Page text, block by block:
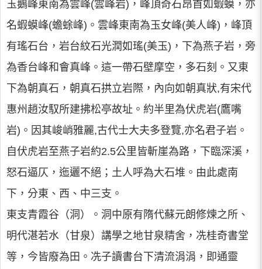
玉鵝峰東南為雲峰(雲峰岩)，峰頂奇石昂首如蝦蟆，亦
名蝦蟆峰(蟾蜍峰)。雲峰東南為玉女峰(美人峰)，峰頂
有瑤石台，岩台紋石光潤如瑤(美玉)，下為燕子岩，旁
為香台峰和會真峰。這一帶石壁摩空，多石刻。又東
下為朝真石，朝真石拱立岩際，內向如朝真狀,有宋代
惠州趙汝馭所建拂松亭故址。約半里為伏虎岩(鷹嘴
岩)。因其峻峭雅麗,古代士大夫多登覽,亦名君子岩。
自伏虎岩至燕子岩約2.5公里皆斬崖為路，下臨深溪，
怒石逼仄，迤邐不絕；土人呼為大石堆。由此處南
下，分東、西、中三支。
東支青霞谷（洞）。洞中原有隋代蘇元朗修煉之所、
明代湛若水（甘泉）講學之地甘泉精舍，冼桂奇書堂
等，今皆廢為田。冼子讀書台下清流涓涓，即通靈